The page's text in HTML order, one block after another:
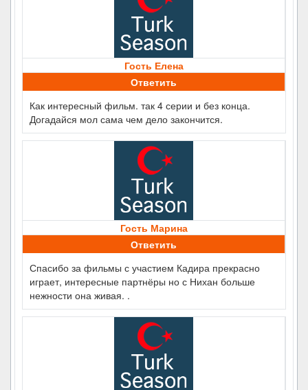
Гость Елена
Ответить
Как интересный фильм. так 4 серии и без конца.
Догадайся мол сама чем дело закончится.
Гость Марина
Ответить
Спасибо за фильмы с участием Кадира прекрасно
играет, интересные партнёры но с Нихан больше
нежности она живая. .